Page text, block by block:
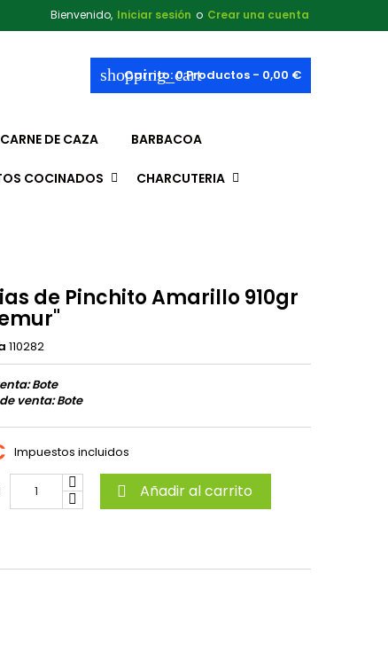
Bienvenido, Iniciar sesión o Crear una cuenta
shopping_cart
Carrito:0Productos - 0,00 €
CARNE DE CAZA BARBACOA
COCINADOS CHARCUTERIA
de Pinchito Amarillo 910gr
110282
Bote
venta: Bote
Impuestos incluidos
 Añadir al carrito